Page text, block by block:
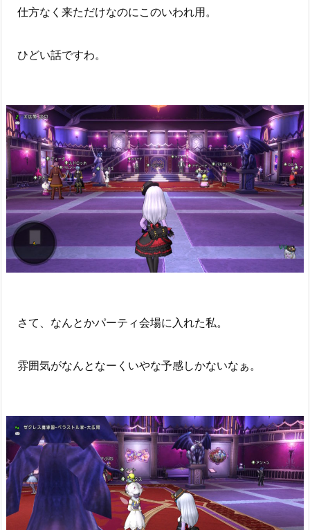
仕方なく来ただけなのにこのいわれ用。
ひどい話ですわ。
さて、なんとかパーティ会場に入れた私。
雰囲気がなんとなーくいやな予感しかないなぁ。